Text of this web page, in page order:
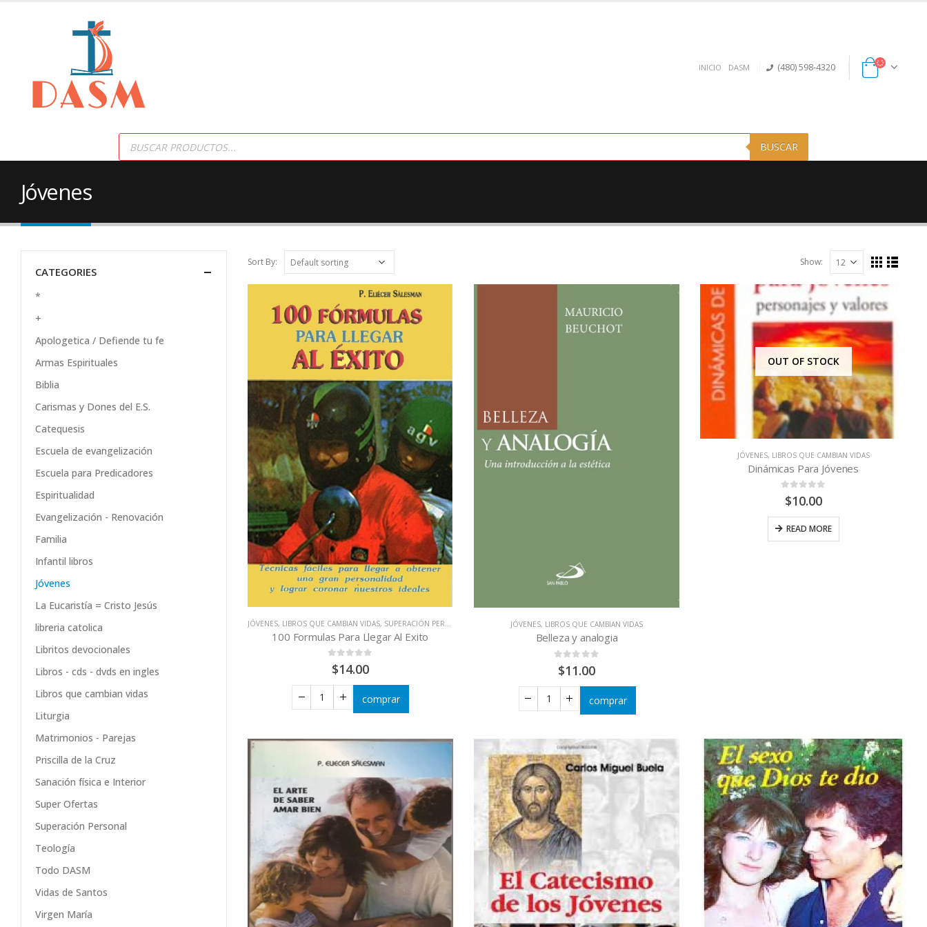
INICIO DASM (480) 598-4320
Products
search BUSCAR
Jóvenes
Sort By: Show:
JÓVENES, LIBROS QUE CAMBIAN VIDAS, SUPERACIÓN PERSONAL
100 Formulas Para Llegar Al Exito
out of 5
$14.00
comprar
JÓVENES, LIBROS QUE CAMBIAN VIDAS
Belleza y analogia
out of 5
$11.00
comprar
OUT OF STOCK
JÓVENES, LIBROS QUE CAMBIAN VIDAS
Dinámicas Para Jóvenes
out of 5
$10.00
READ MORE
CATEGORIES
*
+
Apologetica / Defiende tu fe
Armas Espirituales
Biblia
Carismas y Dones del E.S.
Catequesis
Escuela de evangelización
Escuela para Predicadores
Espiritualidad
Evangelización - Renovación
Familia
Infantil libros
Jóvenes
La Eucaristía = Cristo Jesús
libreria catolica
Libritos devocionales
Libros - cds - dvds en ingles
Libros que cambian vidas
Liturgia
Matrimonios - Parejas
Priscilla de la Cruz
Sanación física e Interior
Super Ofertas
Superación Personal
Teología
Todo DASM
Vidas de Santos
Virgen María